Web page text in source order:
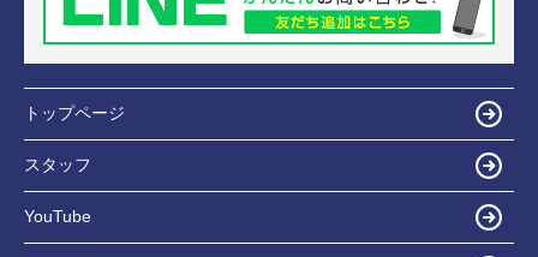
トップページ
スタッフ
YouTube